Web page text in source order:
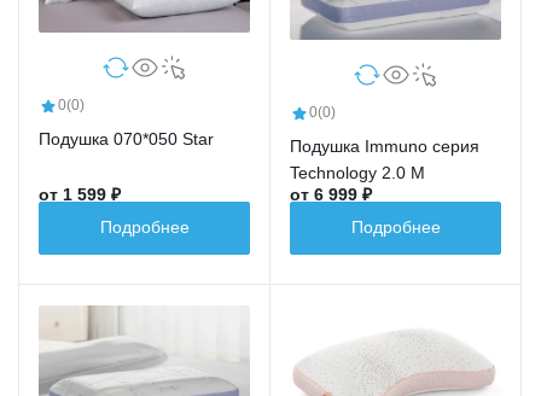
0(0)
Подушка 070*050 Star
от 1 599 ₽
Подробнее
0(0)
Подушка Immuno серия
Technology 2.0 M
от 6 999 ₽
Подробнее